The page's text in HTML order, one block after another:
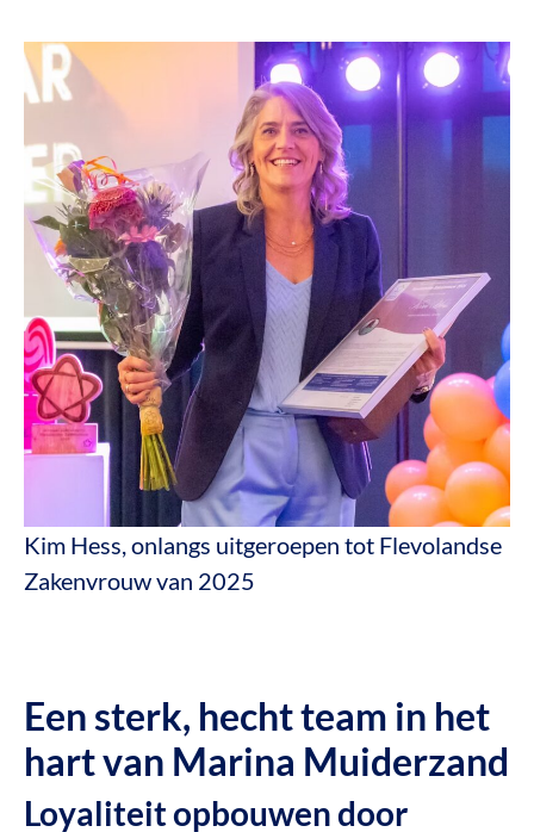
Kim Hess, onlangs uitgeroepen tot Flevolandse
Zakenvrouw van 2025
Een sterk, hecht team in het
hart van Marina Muiderzand
Loyaliteit opbouwen door